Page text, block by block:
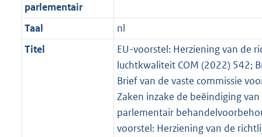
parlementair
Taal
nl
Titel
EU-voorstel: Herziening van de
luchtkwaliteit COM (2022) 542;
Brief van de vaste commissie
Zaken inzake de beëindiging
parlementair
voorstel: Herziening van de